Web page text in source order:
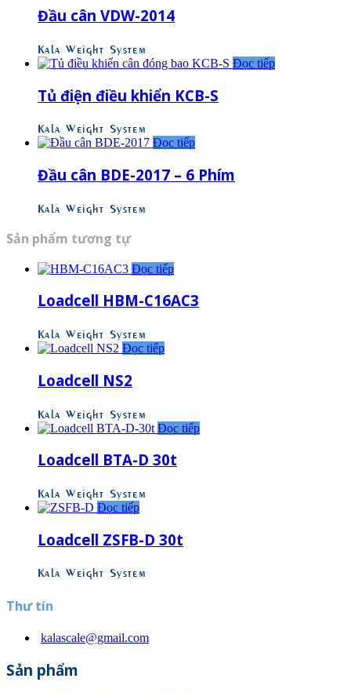
Đầu cân VDW-2014
Kala Weight System
Đọc tiếp
Tủ điện điều khiển KCB-S
Kala Weight System
Đọc tiếp
Đầu cân BDE-2017 – 6 Phím
Kala Weight System
Sản phẩm tương tự
Đọc tiếp
Loadcell HBM-C16AC3
Kala Weight System
Đọc tiếp
Loadcell NS2
Kala Weight System
Đọc tiếp
Loadcell BTA-D 30t
Kala Weight System
Đọc tiếp
Loadcell ZSFB-D 30t
Kala Weight System
Thư tín
kalascale@gmail.com
Sản phẩm